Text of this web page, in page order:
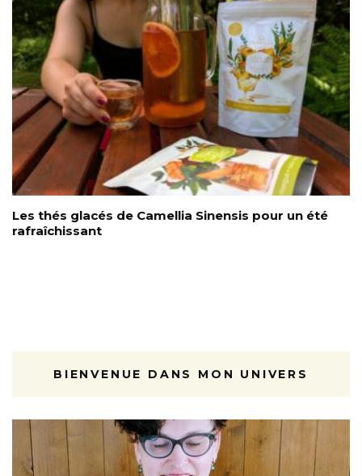
Les thés glacés de Camellia Sinensis pour un été
rafraîchissant
BIENVENUE DANS MON UNIVERS